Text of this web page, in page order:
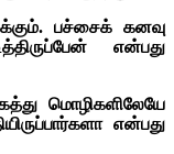
பச்சைக் கனவு
என்பது
மொழிகளிலேயே
என்பது